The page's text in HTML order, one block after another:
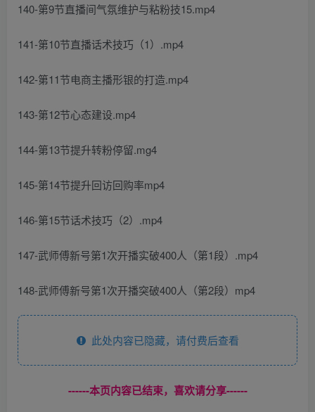
140-第9节直播间气氛维护与粘粉技15.mp4
141-第10节直播话术技巧（1）.mp4
142-第11节电商主播形银的打造.mp4
143-第12节心态建设.mp4
144-第13节提升转粉停留.mg4
145-第14节提升回访回购率mp4
146-第15节话术技巧（2）.mp4
147-武师傅新号第1次开播实破400人（第1段）.mp4
148-武师傅新号第1次开播突破400人（第2段）mp4
此处内容已隐藏，请付费后查看
------本页内容已结束，喜欢请分享------